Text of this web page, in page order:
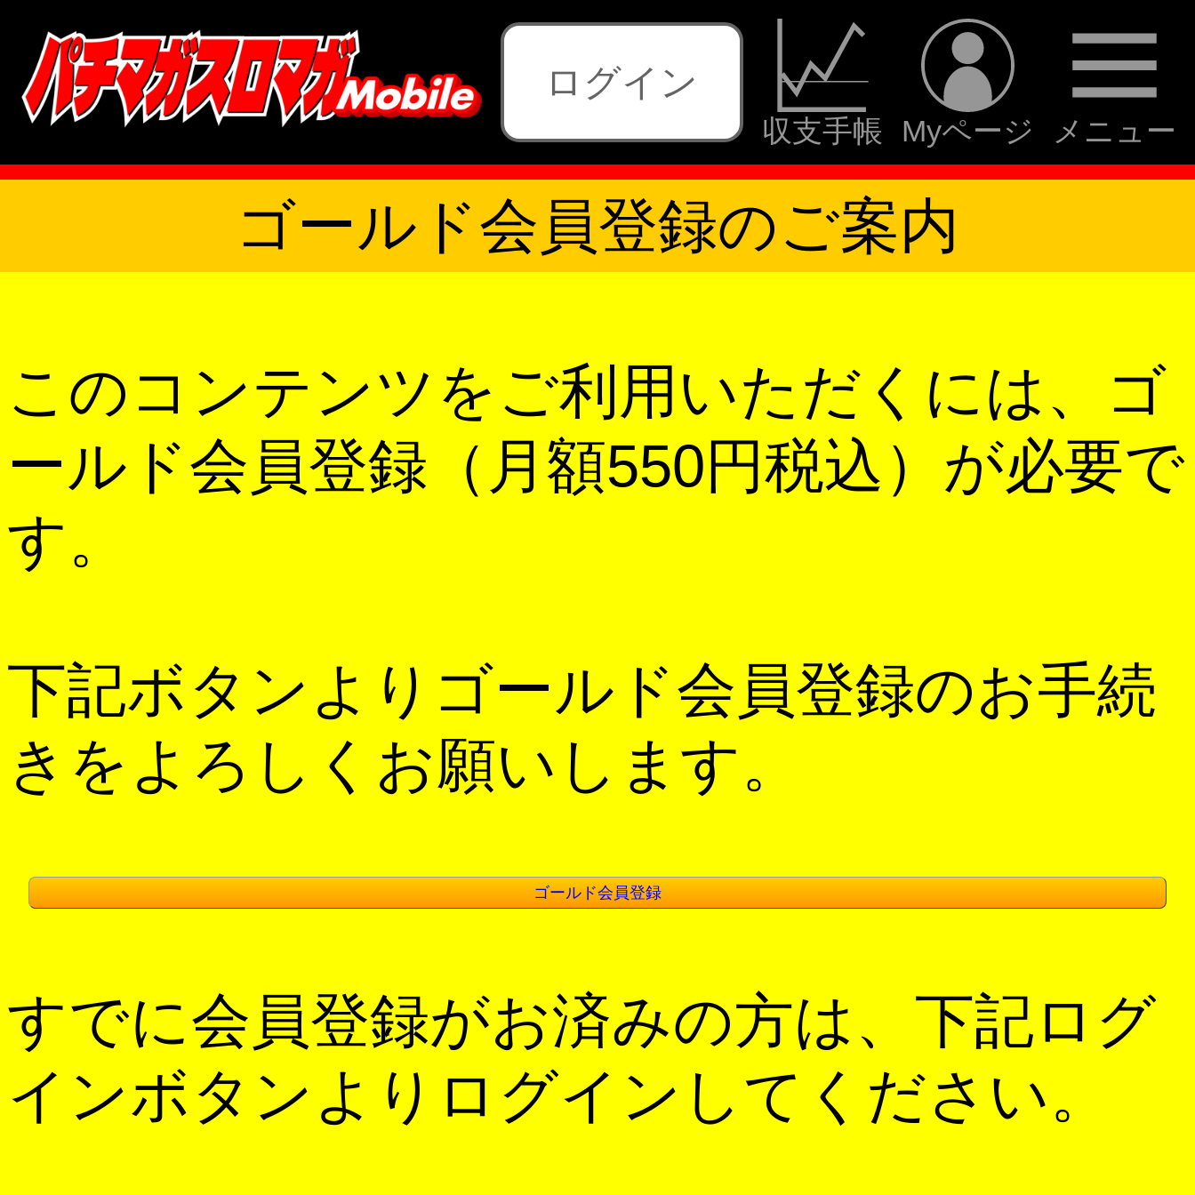
ログイン
収支手帳 Myページ メニュー
ゴールド会員登録のご案内
このコンテンツをご利用いただくには、ゴ
ールド会員登録（月額550円税込）が必要で
す。
下記ボタンよりゴールド会員登録のお手続
きをよろしくお願いします。
ゴールド会員登録
すでに会員登録がお済みの方は、下記ログ
インボタンよりログインしてください。